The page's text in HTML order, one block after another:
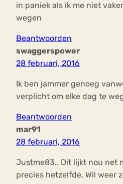
in paniek als ik me niet
wegen
Beantwoorden
swaggerspower
28 februari, 2016
Ik ben jammer genoeg
verplicht om elke dag te
Beantwoorden
mar91
28 februari, 2016
Justme83.. Dit lijkt nou net
precies hetzelfde. Wil weer